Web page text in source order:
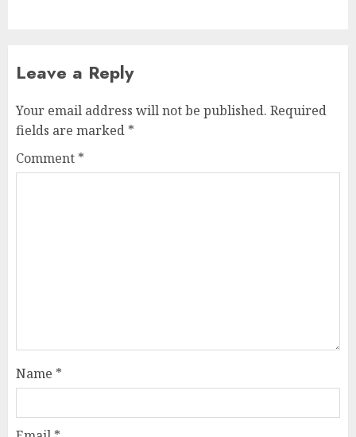
Leave a Reply
Your email address will not be published. Required
fields are marked *
Comment *
Name *